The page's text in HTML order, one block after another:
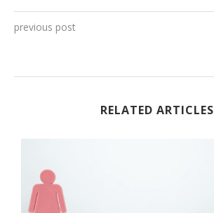
previous post
RELATED ARTICLES